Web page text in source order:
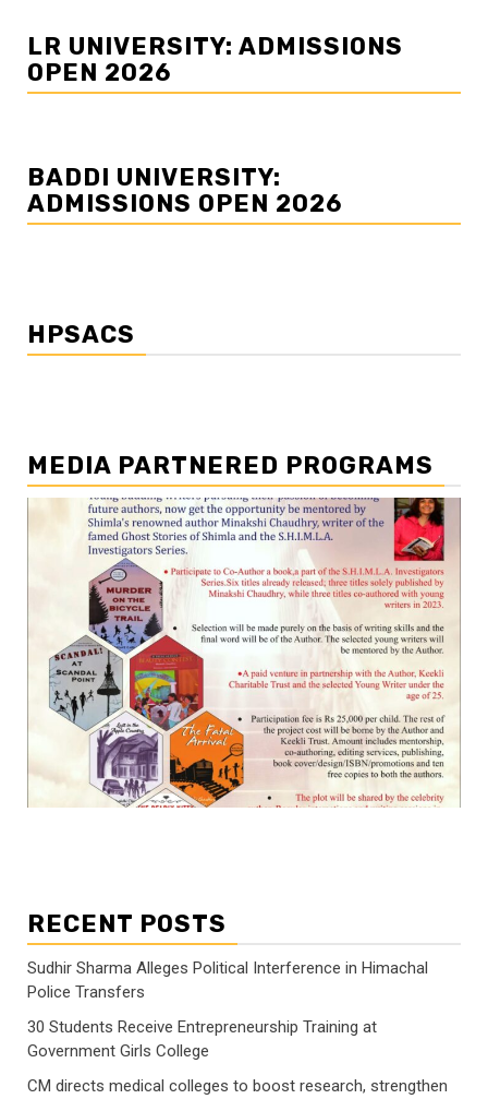
LR UNIVERSITY: ADMISSIONS
OPEN 2026
BADDI UNIVERSITY:
ADMISSIONS OPEN 2026
HPSACS
MEDIA PARTNERED PROGRAMS
RECENT POSTS
Sudhir Sharma Alleges Political Interference in Himachal
Police Transfers
30 Students Receive Entrepreneurship Training at
Government Girls College
CM directs medical colleges to boost research, strengthen